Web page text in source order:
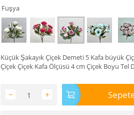
Fuşya
Küçük Şakayık Çiçek Demeti 5 Kafa büyük
Çiçek Çiçek Kafa Ölçüsü 4 cm Çiçek Boyu Tel
+
−